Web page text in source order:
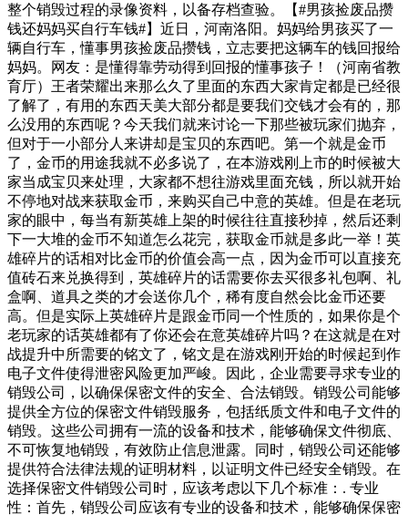
整个销毁过程的录像资料，以备存档查验。【#男孩捡废品攒
钱还妈妈买自行车钱#】近日，河南洛阳。妈妈给男孩买了一
辆自行车，懂事男孩捡废品攒钱，立志要把这辆车的钱回报给
妈妈。网友：是懂得靠劳动得到回报的懂事孩子！（河南省教
育厅）王者荣耀出来那么久了里面的东西大家肯定都是已经很
了解了，有用的东西天美大部分都是要我们交钱才会有的，那
么没用的东西呢？今天我们就来讨论一下那些被玩家们抛弃，
但对于一小部分人来讲却是宝贝的东西吧。第一个就是金币
了，金币的用途我就不必多说了，在本游戏刚上市的时候被大
家当成宝贝来处理，大家都不想往游戏里面充钱，所以就开始
不停地对战来获取金币，来购买自己中意的英雄。但是在老玩
家的眼中，每当有新英雄上架的时候往往直接秒掉，然后还剩
下一大堆的金币不知道怎么花完，获取金币就是多此一举！英
雄碎片的话相对比金币的价值会高一点，因为金币可以直接充
值砖石来兑换得到，英雄碎片的话需要你去买很多礼包啊、礼
盒啊、道具之类的才会送你几个，稀有度自然会比金币还要
高。但是实际上英雄碎片是跟金币同一个性质的，如果你是个
老玩家的话英雄都有了你还会在意英雄碎片吗？在这就是在对
战提升中所需要的铭文了，铭文是在游戏刚开始的时候起到作
电子文件使得泄密风险更加严峻。因此，企业需要寻求专业的
销毁公司，以确保保密文件的安全、合法销毁。销毁公司能够
提供全方位的保密文件销毁服务，包括纸质文件和电子文件的
销毁。这些公司拥有一流的设备和技术，能够确保文件彻底、
不可恢复地销毁，有效防止信息泄露。同时，销毁公司还能够
提供符合法律法规的证明材料，以证明文件已经安全销毁。在
选择保密文件销毁公司时，应该考虑以下几个标准：. 专业
性：首先，销毁公司应该有专业的设备和技术，能够确保保密